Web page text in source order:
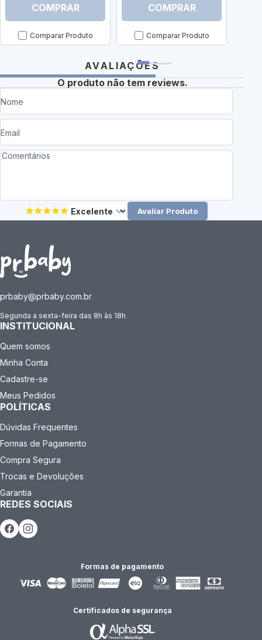
COMPRAR
Comparar Produto
COMPRAR
Comparar Produto
AVALIAÇÕES
O produto não tem reviews.
Avaliar Produto
prbaby@prbaby.com.br
Segunda a sexta-feira das 8h às 18h
INSTITUCIONAL
Quem somos
Minha Conta
Cadastre-se
Meus Pedidos
POLÍTICAS
Dúvidas Frequentes
Formas de Pagamento
Compra Segura
Trocas e Devoluções
Garantia
REDES SOCIAIS
Formas de pagamento
Certificados de segurança